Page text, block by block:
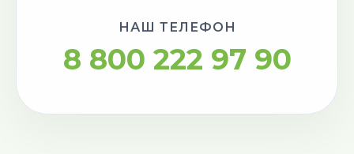
НАШ ТЕЛЕФОН
8 800 222 97 90